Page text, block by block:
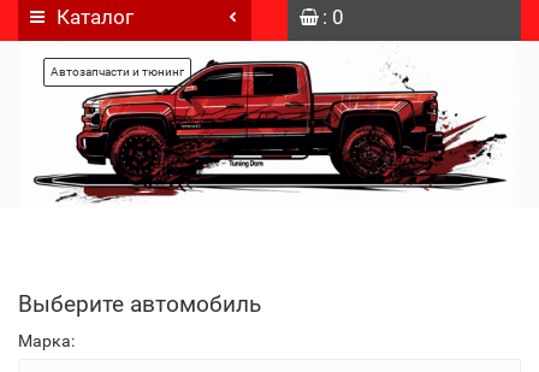
Каталог : 0
Автозапчасти и тюнинг
Выберите автомобиль
Марка: